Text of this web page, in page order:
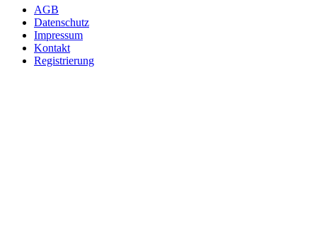
AGB
Datenschutz
Impressum
Kontakt
Registrierung